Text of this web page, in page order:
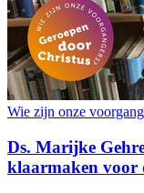
Wie zijn onze
Ds. Marijke
klaarmaken voor